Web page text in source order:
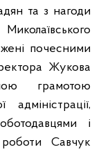
та з нагоди
почесними
Жукова
грамотою
і
роботи Савчук